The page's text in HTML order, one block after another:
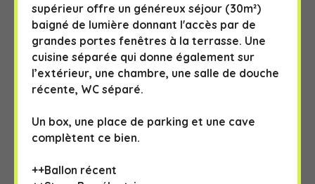
supérieur offre un généreux séjour (30m²)
baigné de lumière donnant l'accès par de
grandes portes fenêtres à la terrasse. Une
cuisine séparée qui donne également sur
l’extérieur, une chambre, une salle de douche
récente, WC séparé.
Un box, une place de parking et une cave
complètent ce bien.
++Ballon récent